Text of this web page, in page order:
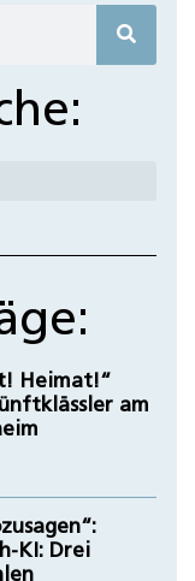
Heimat!“
am
KI: Drei